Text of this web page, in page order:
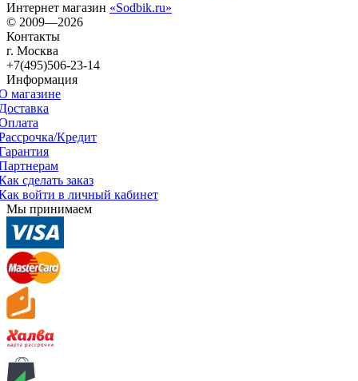
Интернет магазин «Sodbik.ru»
© 2009—2026
Контакты
г. Москва
+7(495)506-23-14
Информация
магазине
Кредит
сделать заказ
войти в личный кабинет
Мы принимаем